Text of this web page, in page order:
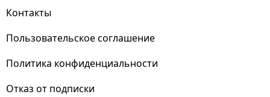
Контакты
Пользовательское соглашение
Политика конфиденциальности
Отказ от подписки